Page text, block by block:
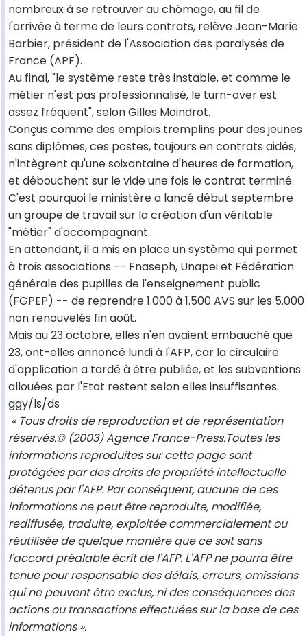
nombreux à se retrouver au chômage, au fil de
l'arrivée à terme de leurs contrats, relève Jean-Marie
Barbier, président de l'Association des paralysés de
France (APF).
Au final, "le système reste très instable, et comme le
métier n'est pas professionnalisé, le turn-over est
assez fréquent", selon Gilles Moindrot.
Conçus comme des emplois tremplins pour des jeunes
sans diplômes, ces postes, toujours en contrats aidés,
n'intègrent qu'une soixantaine d'heures de formation,
et débouchent sur le vide une fois le contrat terminé.
C'est pourquoi le ministère a lancé début septembre
un groupe de travail sur la création d'un véritable
"métier" d'accompagnant.
En attendant, il a mis en place un système qui permet
à trois associations -- Fnaseph, Unapei et Fédération
générale des pupilles de l'enseignement public
(FGPEP) -- de reprendre 1.000 à 1.500 AVS sur les 5.000
non renouvelés fin août.
Mais au 23 octobre, elles n'en avaient embauché que
23, ont-elles annoncé lundi à l'AFP, car la circulaire
d'application a tardé à être publiée, et les subventions
allouées par l'Etat restent selon elles insuffisantes.
ggy/ls/ds
« Tous droits de reproduction et de représentation
réservés.© (2003) Agence France-Press.Toutes les
informations reproduites sur cette page sont
protégées par des droits de propriété intellectuelle
détenus par l'AFP. Par conséquent, aucune de ces
informations ne peut être reproduite, modifiée,
rediffusée, traduite, exploitée commercialement ou
réutilisée de quelque manière que ce soit sans
l'accord préalable écrit de l'AFP. L'AFP ne pourra être
tenue pour responsable des délais, erreurs, omissions
qui ne peuvent être exclus, ni des conséquences des
actions ou transactions effectuées sur la base de ces
informations ».